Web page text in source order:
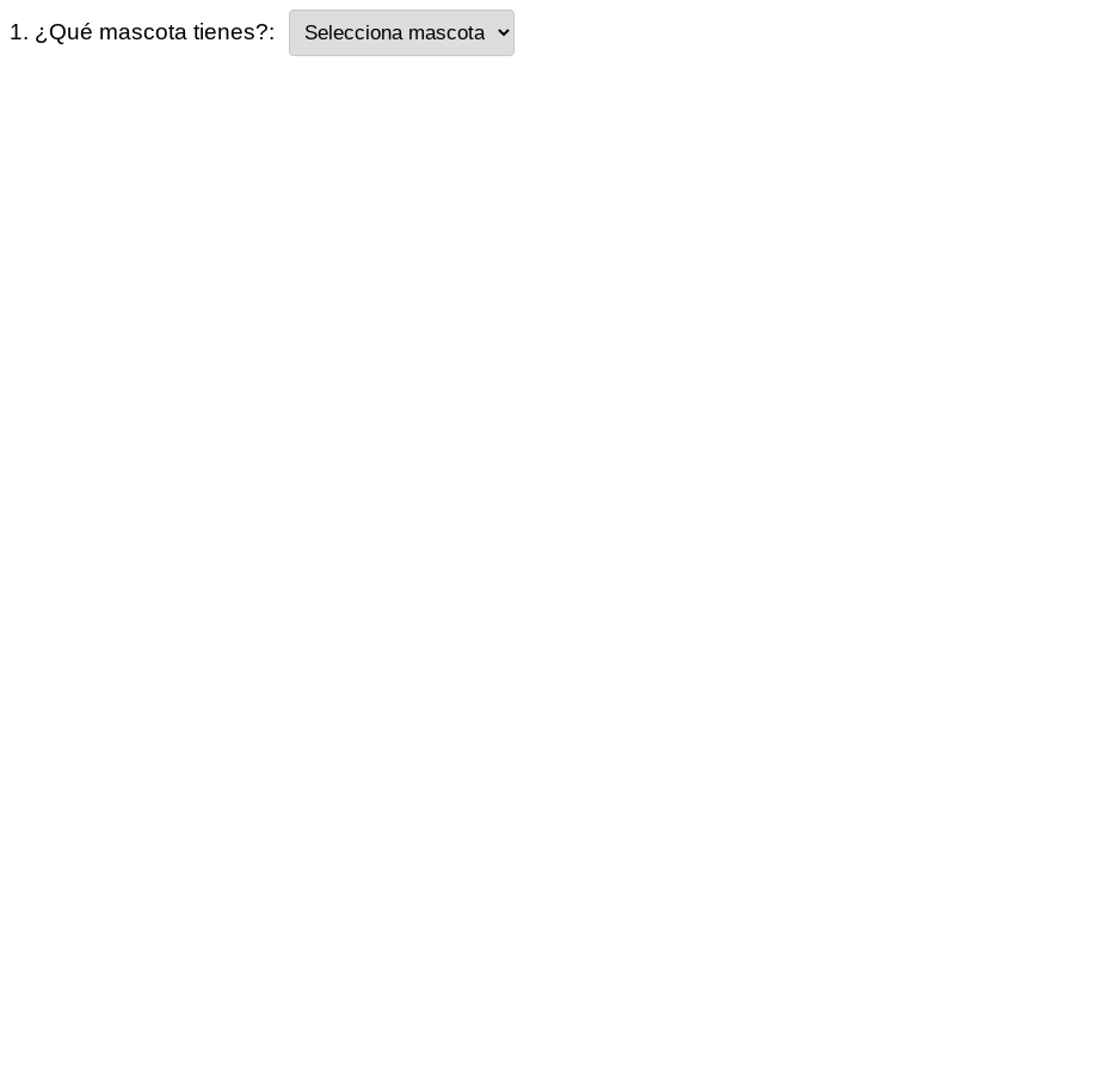
1. ¿Qué mascota tienes?: